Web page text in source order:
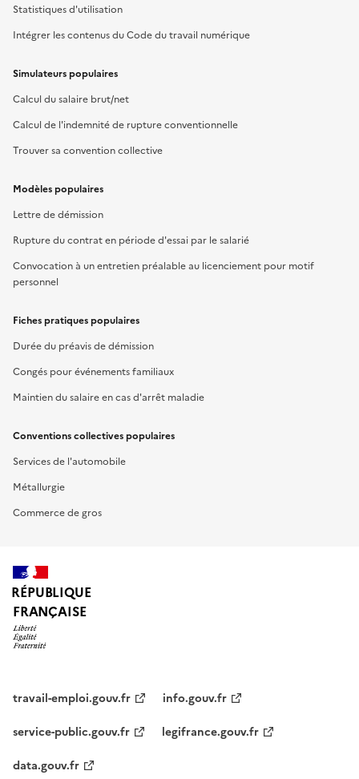
Statistiques d'utilisation
Intégrer les contenus du Code du travail numérique
Simulateurs populaires
Calcul du salaire brut/net
Calcul de l'indemnité de rupture conventionnelle
Trouver sa convention collective
Modèles populaires
Lettre de démission
Rupture du contrat en période d'essai par le salarié
Convocation à un entretien préalable au licenciement pour motif
personnel
Fiches pratiques populaires
Durée du préavis de démission
Congés pour événements familiaux
Maintien du salaire en cas d'arrêt maladie
Conventions collectives populaires
Services de l'automobile
Métallurgie
Commerce de gros
RÉPUBLIQUE
FRANÇAISE
travail-emploi.gouv.fr
info.gouv.fr
service-public.gouv.fr
legifrance.gouv.fr
data.gouv.fr